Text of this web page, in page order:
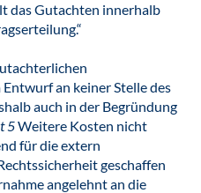
das Gutachten innerhalb
an keiner Stelle des
auch in der Begründung
5Weitere Kosten nicht
für die extern
geschaffen
angelehnt an die